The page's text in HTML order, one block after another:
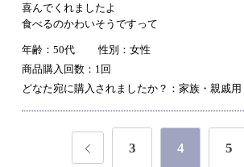
喜んでくれましたよ
食べるのかわいそうですって
年齢：50代
性別：女性
商品購入回数：1回
どなた宛に購入されましたか？：家族・親戚用
3 4 5